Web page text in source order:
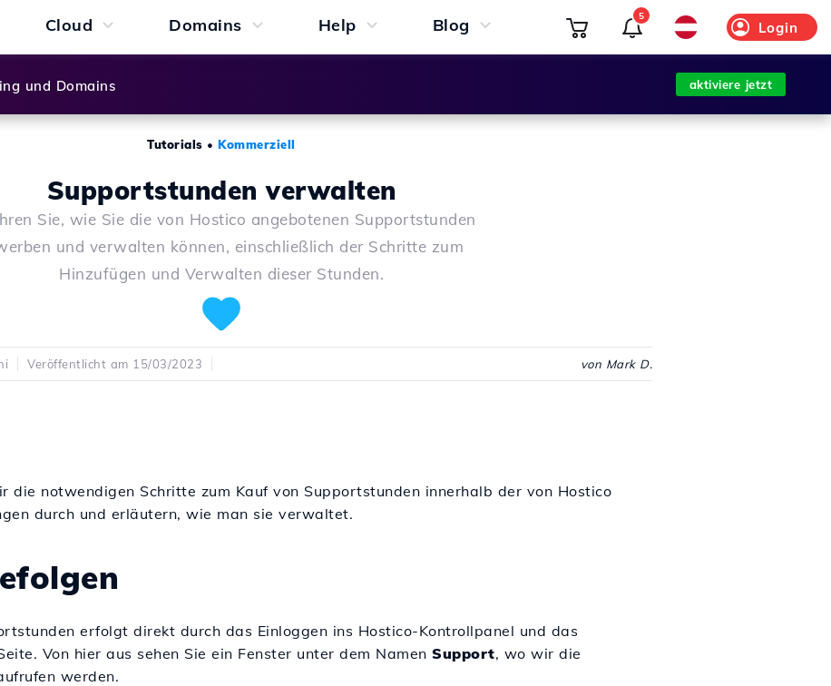
Cloud Domains Help Blog Login
5
und Domains aktiviere jetzt
Tutorials •Kommerziell
Supportstunden verwalten
Sie, wie Sie die von Hostico angebotenen Supportstunden
und verwalten können, einschließlich der Schritte zum
Hinzufügen und Verwalten dieser Stunden.
Veröffentlicht am 15/03/2023 von Mark D.
die notwendigen Schritte zum Kauf von Supportstunden innerhalb der von Hostico
durch und erläutern, wie man sie verwaltet.
erfolgt direkt durch das Einloggen ins Hostico-Kontrollpanel und das
Von hier aus sehen Sie ein Fenster unter dem Namen Support, wo wir die
werden.